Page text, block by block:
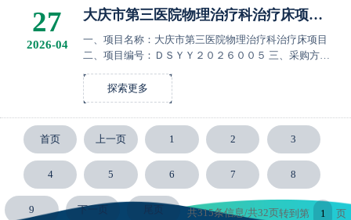
27
2026-04
大庆市第三医院物理治疗科治疗床项目
中标结果公告
一、项目名称：大庆市第三医院物理治疗科治疗床项目
二、项目编号：ＤＳＹＹ２０２６００５ 三、采购方
限公司。 五、公告期限： 自本公告发布之日起１个工
作...
探索更多
首页 上一页 1 2 3
4 5 6 7 8
9 下一页 共315条信息/共32页转到第 页